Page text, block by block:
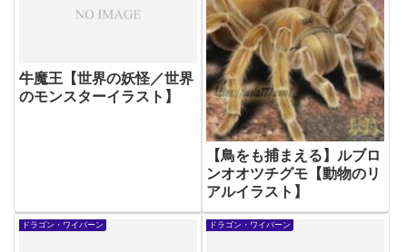
牛魔王【世界の妖怪／世界
のモンスターイラスト】
【鳥をも捕まえる】ルブロ
ンオオツチグモ【動物のリ
アルイラスト】
ドラゴン・ワイバーン ドラゴン・ワイバーン